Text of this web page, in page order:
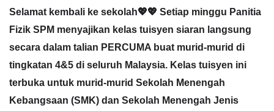
Selamat kembali ke sekolah💖💖 Setiap minggu Panitia
Fizik SPM menyajikan kelas tuisyen siaran langsung
secara dalam talian PERCUMA buat murid-murid di
tingkatan 4&5 di seluruh Malaysia. Kelas tuisyen ini
terbuka untuk murid-murid Sekolah Menengah
Kebangsaan (SMK) dan Sekolah Menengah Jenis